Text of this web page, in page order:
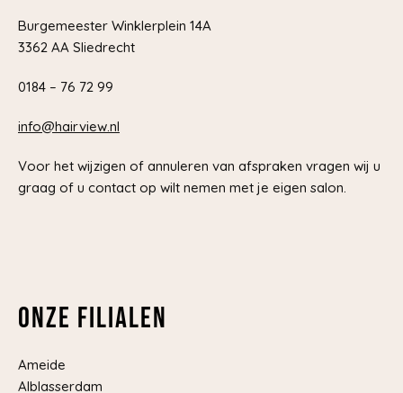
Burgemeester Winklerplein 14A
3362 AA Sliedrecht
0184 – 76 72 99
info@hairview.nl
Voor het wijzigen of annuleren van afspraken vragen wij u
graag of u contact op wilt nemen met je eigen salon.
Onze filialen
Ameide
Alblasserdam